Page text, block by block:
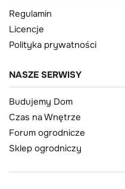
Regulamin
Licencje
Polityka prywatności
NASZE SERWISY
Budujemy Dom
Czas na Wnętrze
Forum ogrodnicze
Sklep ogrodniczy